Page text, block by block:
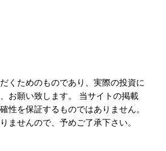
くためのものであり、実際の投資に
お願い致します。 当サイトの掲載
性を保証するものではありません。
ませんので、予めご了承下さい。